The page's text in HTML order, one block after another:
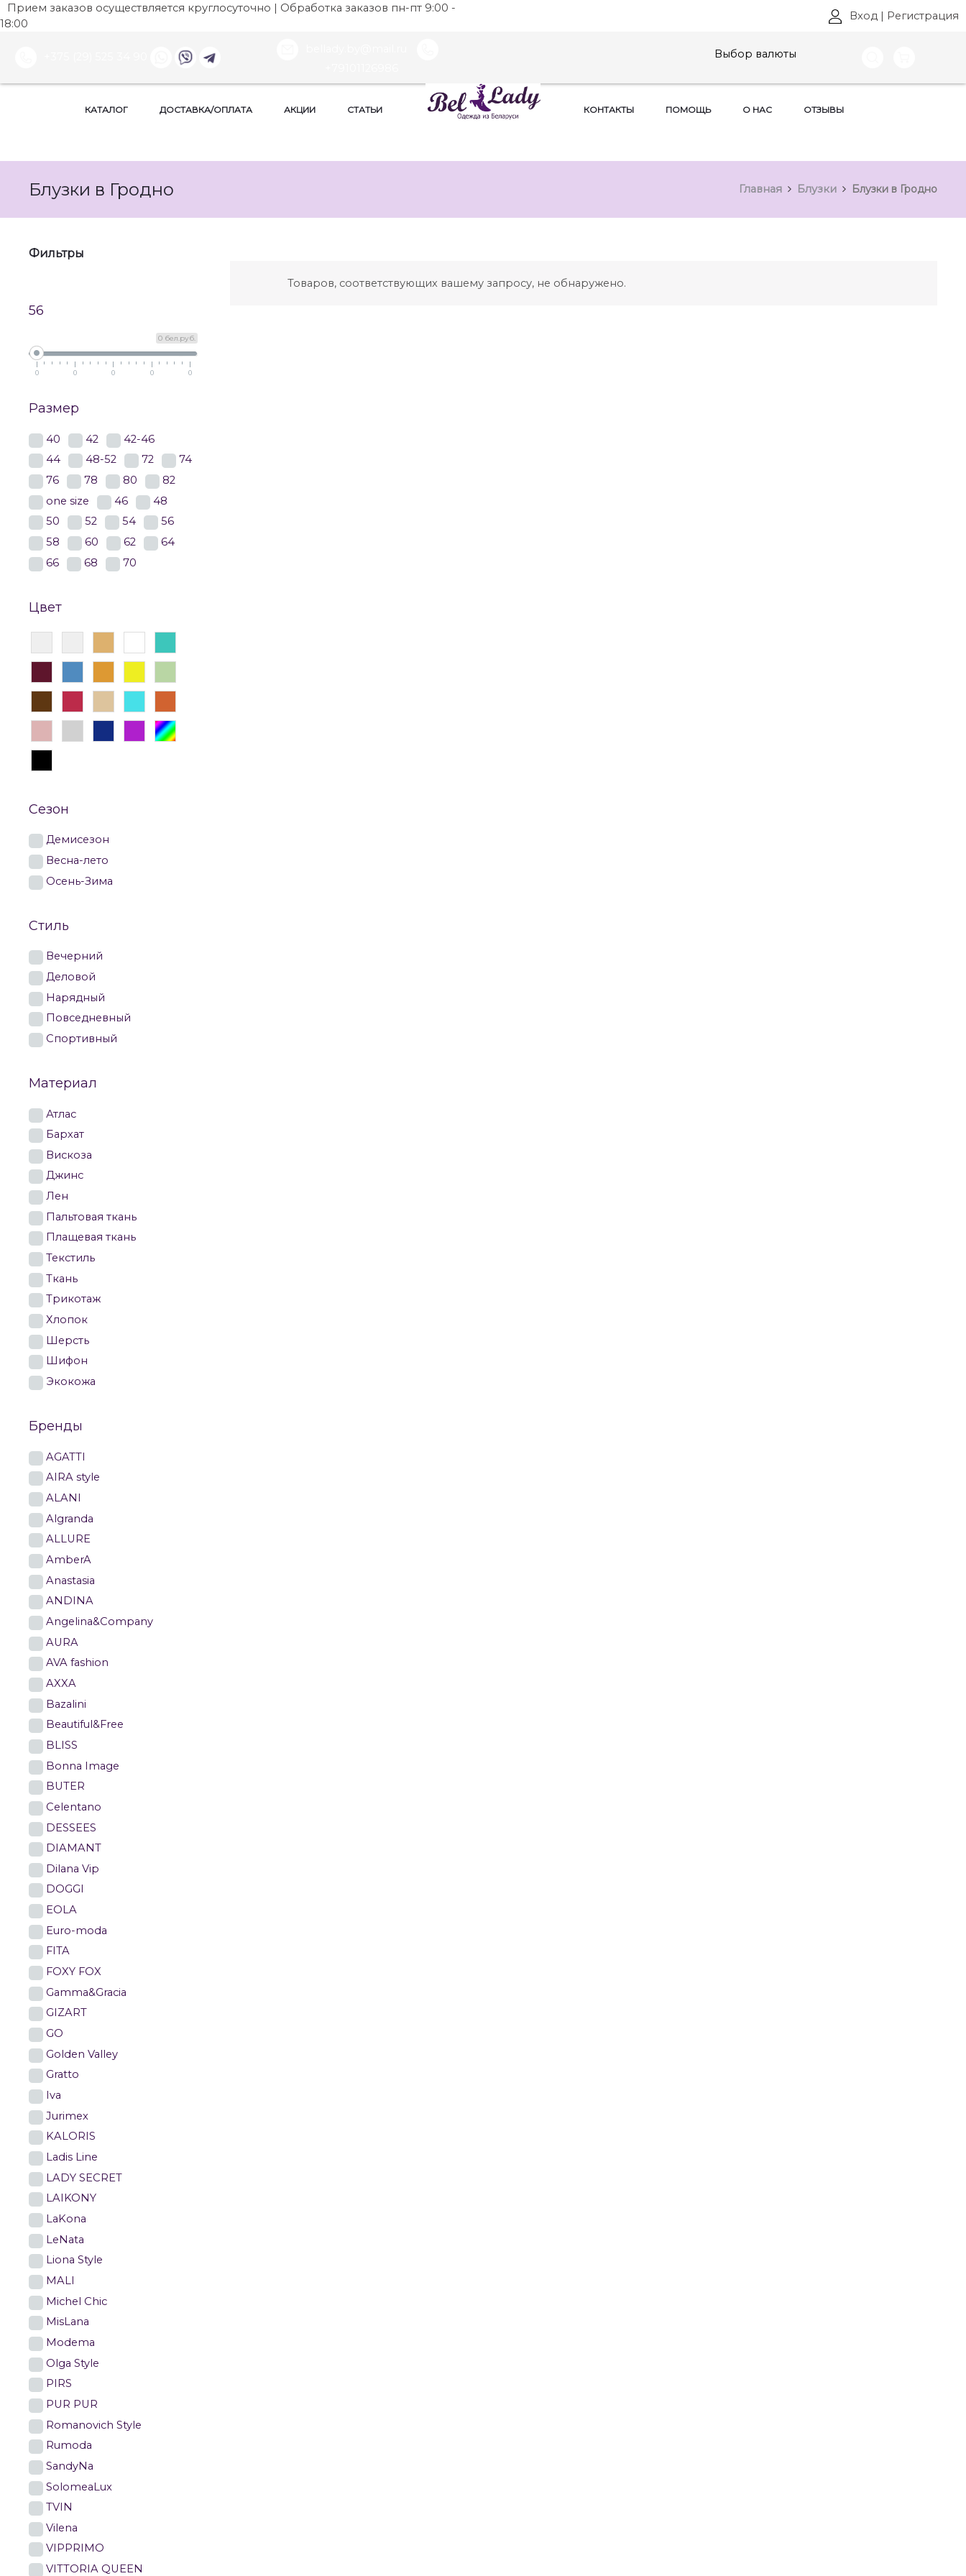
Прием заказов осуществляется круглосуточно | Обработка заказов пн-пт 9:00 -
18:00
Вход | Регистрация
Выбор валюты
КАТАЛОГ ДОСТАВКА/ОПЛАТА АКЦИИ СТАТЬИ КОНТАКТЫ ПОМОЩЬ О НАС ОТЗЫВЫ
Блузки в Гродно Главная Блузки Блузки в Гродно
Товаров, соответствующих вашему запросу, не обнаружено.
Фильтры
56
0 бел.руб.
0 0 0 0 0
Размер
40 42
42-46
44
48-52 72
74
76
78 80
82
one size
46
48
50
52 54
56
58
60 62
64
66
68 70
Цвет
Сезон
Демисезон
Весна-лето
Осень-Зима
Стиль
Вечерний
Деловой
Нарядный
Повседневный
Спортивный
Материал
Атлас
Бархат
Вискоза
Джинс
Лен
Пальтовая ткань
Плащевая ткань
Текстиль
Ткань
Трикотаж
Хлопок
Шерсть
Шифон
Экокожа
Бренды
AGATTI
AIRA style
ALANI
Algranda
ALLURE
AmberA
Anastasia
ANDINA
Angelina&Company
AURA
AVA fashion
AXXA
Bazalini
Beautiful&Free
BLISS
Bonna Image
BUTER
Celentano
DESSEES
DIAMANT
Dilana Vip
DOGGI
EOLA
Euro-moda
FITA
FOXY FOX
Gamma&Gracia
GIZART
GO
Golden Valley
Gratto
Iva
Jurimex
KALORIS
Ladis Line
LADY SECRET
LAIKONY
LaKona
LeNata
Liona Style
MALI
Michel Chic
MisLana
Modema
Olga Style
PIRS
PUR PUR
Romanovich Style
Rumoda
SandyNa
SolomeaLux
TVIN
Vilena
VIPPRIMO
VITTORIA QUEEN